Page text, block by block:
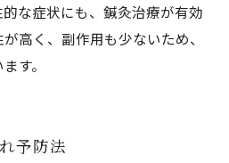
な症状にも、鍼灸治療が有効
高く、副作用も少ないため、
す。
予防法